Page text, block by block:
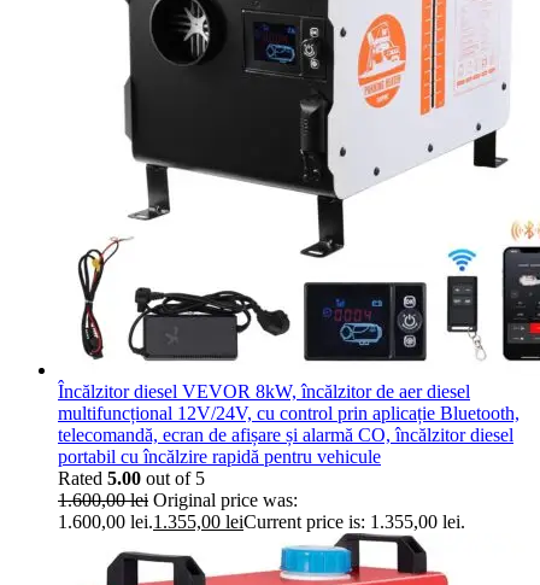
Încălzitor diesel VEVOR 8kW, încălzitor de aer diesel
multifuncțional 12V/24V, cu control prin aplicație Bluetooth,
telecomandă, ecran de afișare și alarmă CO, încălzitor diesel
portabil cu încălzire rapidă pentru vehicule
Rated 5.00 out of 5
1.600,00lei Original price was:
1.600,00 lei.1.355,00 leiCurrent price is: 1.355,00 lei.